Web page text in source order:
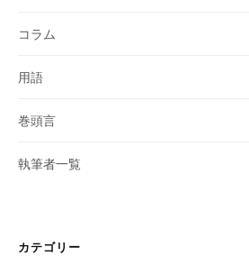
コラム
用語
巻頭言
執筆者一覧
カテゴリー